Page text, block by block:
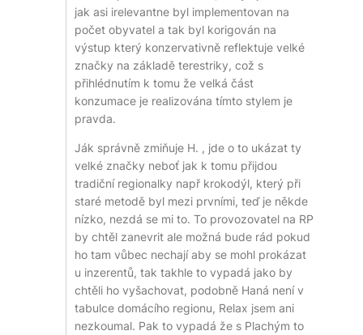
jak asi irelevantne byl implementovan na
počet obyvatel a tak byl korigován na
výstup který konzervativně reflektuje velké
značky na základě terestriky, což s
přihlédnutím k tomu že velká část
konzumace je realizována tímto stylem je
pravda.
Ják správně zmiňuje H. , jde o to ukázat ty
velké značky neboť jak k tomu přijdou
tradiční regionalky např krokodýl, který při
staré metodě byl mezi prvními, teď je někde
nízko, nezdá se mi to. To provozovatel na RP
by chtěl zanevrit ale možná bude rád pokud
ho tam vůbec nechají aby se mohl prokázat
u inzerentů, tak takhle to vypadá jako by
chtěli ho vyšachovat, podobně Haná není v
tabulce domácího regionu, Relax jsem ani
nezkoumal. Pak to vypadá že s Plachým to